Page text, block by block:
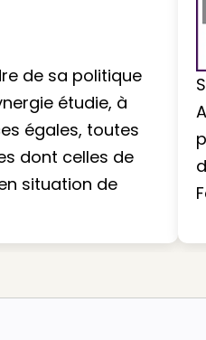
de sa politique
étudie, à
égales, toutes
dont celles de
situation de